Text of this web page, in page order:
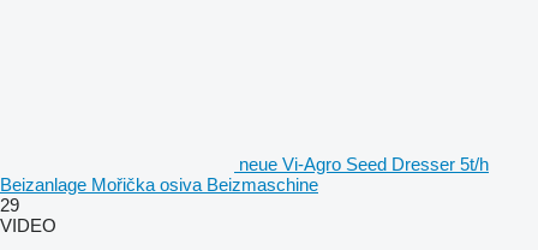
neue Vi-Agro Seed Dresser 5t/h
Beizanlage Mořička osiva Beizmaschine
29
VIDEO